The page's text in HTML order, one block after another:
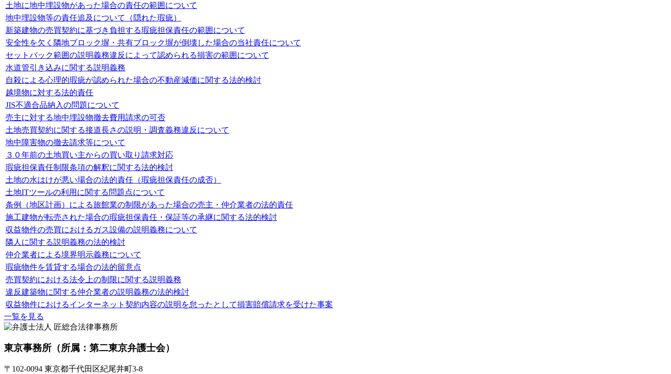
土地に地中埋設物があった場合の責任の範囲について
地中埋設物等の責任追及について（隠れた瑕疵）
新築建物の売買契約に基づき負担する瑕疵担保責任の範囲について
安全性を欠く隣地ブロック塀・共有ブロック塀が倒壊した場合の当社責任について
セットバック範囲の説明義務違反によって認められる損害の範囲について
水道管引き込みに関する説明義務
自殺による心理的瑕疵が認められた場合の不動産減価に関する法的検討
越境物に対する法的責任
JIS不適合品納入の問題について
売主に対する地中埋設物撤去費用請求の可否
土地売買契約に関する接道長さの説明・調査義務違反について
地中障害物の撤去請求等について
３０年前の土地買い主からの買い取り請求対応
瑕疵担保責任制限条項の解釈に関する法的検討
土地の水はけが悪い場合の法的責任（瑕疵担保責任の成否）
土地ITツールの利用に関する問題点について
条例（地区計画）による旅館業の制限があった場合の売主・仲介業者の法的責任
施工建物が転売された場合の瑕疵担保責任・保証等の承継に関する法的検討
収益物件の売買におけるガス設備の説明義務について
隣人に関する説明義務の法的検討
仲介業者による境界明示義務について
瑕疵物件を賃貸する場合の法的留意点
売買契約における法令上の制限に関する説明義務
違反建築物に関する仲介業者の説明義務の法的検討
収益物件におけるインターネット契約内容の説明を怠ったとして損害賠償請求を受けた事案
一覧を見る
東京事務所 （所属：第二東京弁護士会）
〒102-0094 東京都千代田区紀尾井町3-8